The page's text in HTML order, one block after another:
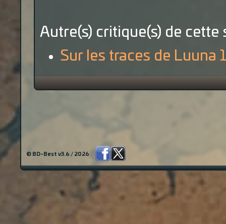
Autre(s) critique(s) de cette
Sur les traces de Luuna
© BD-Best v3.6 / 2026